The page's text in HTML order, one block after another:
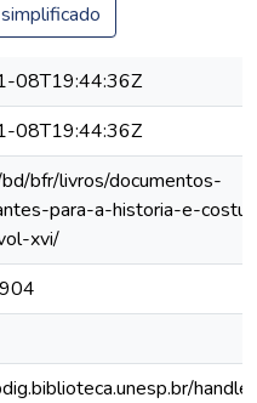
08T19:44:36Z
08T19:44:36Z
bfr/livros/documentos-
para-a-historia-e-
xvi/